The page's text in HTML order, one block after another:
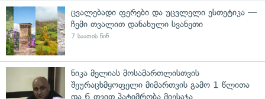
ცვალებადი ფერები და უცვლელი ესთეტიკა —
ჩემი თვალით დანახული სვანეთი
7 საათის წინ
ნიკა მელიას მოსამართლისთვის
შეურაცხმყოფელი მიმართვის გამო 1 წლითა
და 6 თვით პატიმრობა მიესაჯა